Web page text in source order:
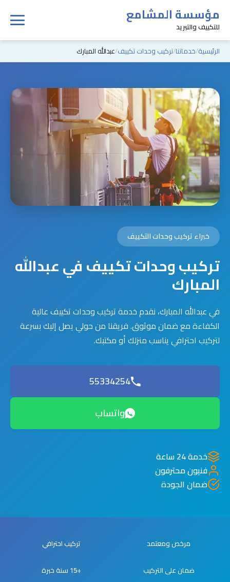
مؤسسة المشامع
للتكييف والتبريد
الرئيسية خدماتنا تركيب وحدات تكييف عبدالله المبارك
خبراء تركيب وحدات التكييف
تركيب وحدات تكييف في عبدالله
المبارك
في عبدالله المبارك، نقدم خدمة تركيب وحدات تكييف عالية
الكفاءة مع ضمان موثوق. فريقنا من حولي يصل إليك بسرعة
لتركيب احترافي يناسب منزلك أو مكتبك.
55334254
واتساب
خدمة 24 ساعة
فنيون محترفون
ضمان الجودة
مرخص ومعتمد تركيب احترافي
ضمان على التركيب +15 سنة خبرة